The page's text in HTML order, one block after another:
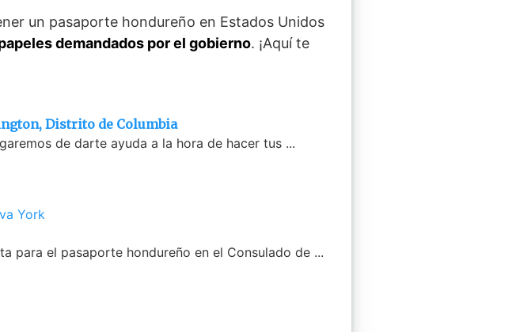
un pasaporte hondureño en Estados Unidos
demandados por el gobierno. ¡Aquí te
Distrito de Columbia
de darte ayuda a la hora de hacer tus ...
para el pasaporte hondureño en el Consulado de ...